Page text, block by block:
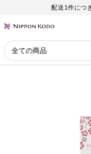
配送1件につ